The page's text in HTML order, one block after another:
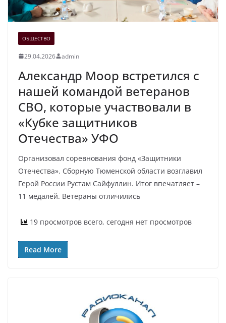
ОБЩЕСТВО
29.04.2026 admin
Александр Моор встретился с
нашей командой ветеранов
СВО, которые участвовали в
«Кубке защитников
Отечества» УФО
Организовал соревнования фонд «Защитники
Отечества». Сборную Тюменской области возглавил
Герой России Рустам Сайфуллин. Итог впечатляет –
11 медалей. Ветераны отличились
19 просмотров всего, сегодня нет просмотров
Read More